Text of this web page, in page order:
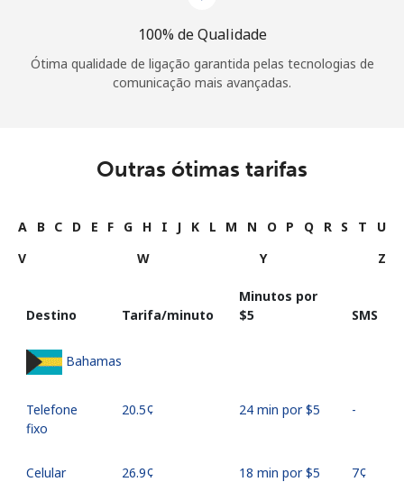
100% de Qualidade
Ótima qualidade de ligação garantida pelas tecnologias de
comunicação mais avançadas.
Outras ótimas tarifas
A B C D E F G H I J K L M N O P Q R S T
U
V
W Y Z
Destino Tarifa/minuto
Minutos por
⁦$5⁩
SMS
Bahamas
Telefone
fixo
⁦20.5¢⁩ 24 min por ⁦$5⁩ -
Celular ⁦26.9¢⁩ 18 min por ⁦$5⁩ ⁦7¢⁩